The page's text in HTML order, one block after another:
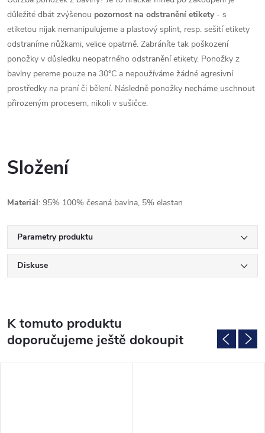
důležité dbát zvýšenou pozornost na odstranění etikety- s
etiketou nijak nemanipulujeme a plastový splint, resp. sešití etikety
odstraníme nůžkami, velice opatrně. Zabráníte tak poškození
ponožky v důsledku neopatrného odstranění etikety. Ponožky z
bavlny pereme pouze na 30°C a nepoužíváme žádné agresivní
prostředky na praní či bělení. Následně ponožky necháme uschnout
přirozeným procesem, nikoli v sušičce.
Složení
Materiál: 95% 100% česaná bavlna, 5% elastan
Parametry produktu
Diskuse
K tomuto produktu
doporučujeme ještě dokoupit